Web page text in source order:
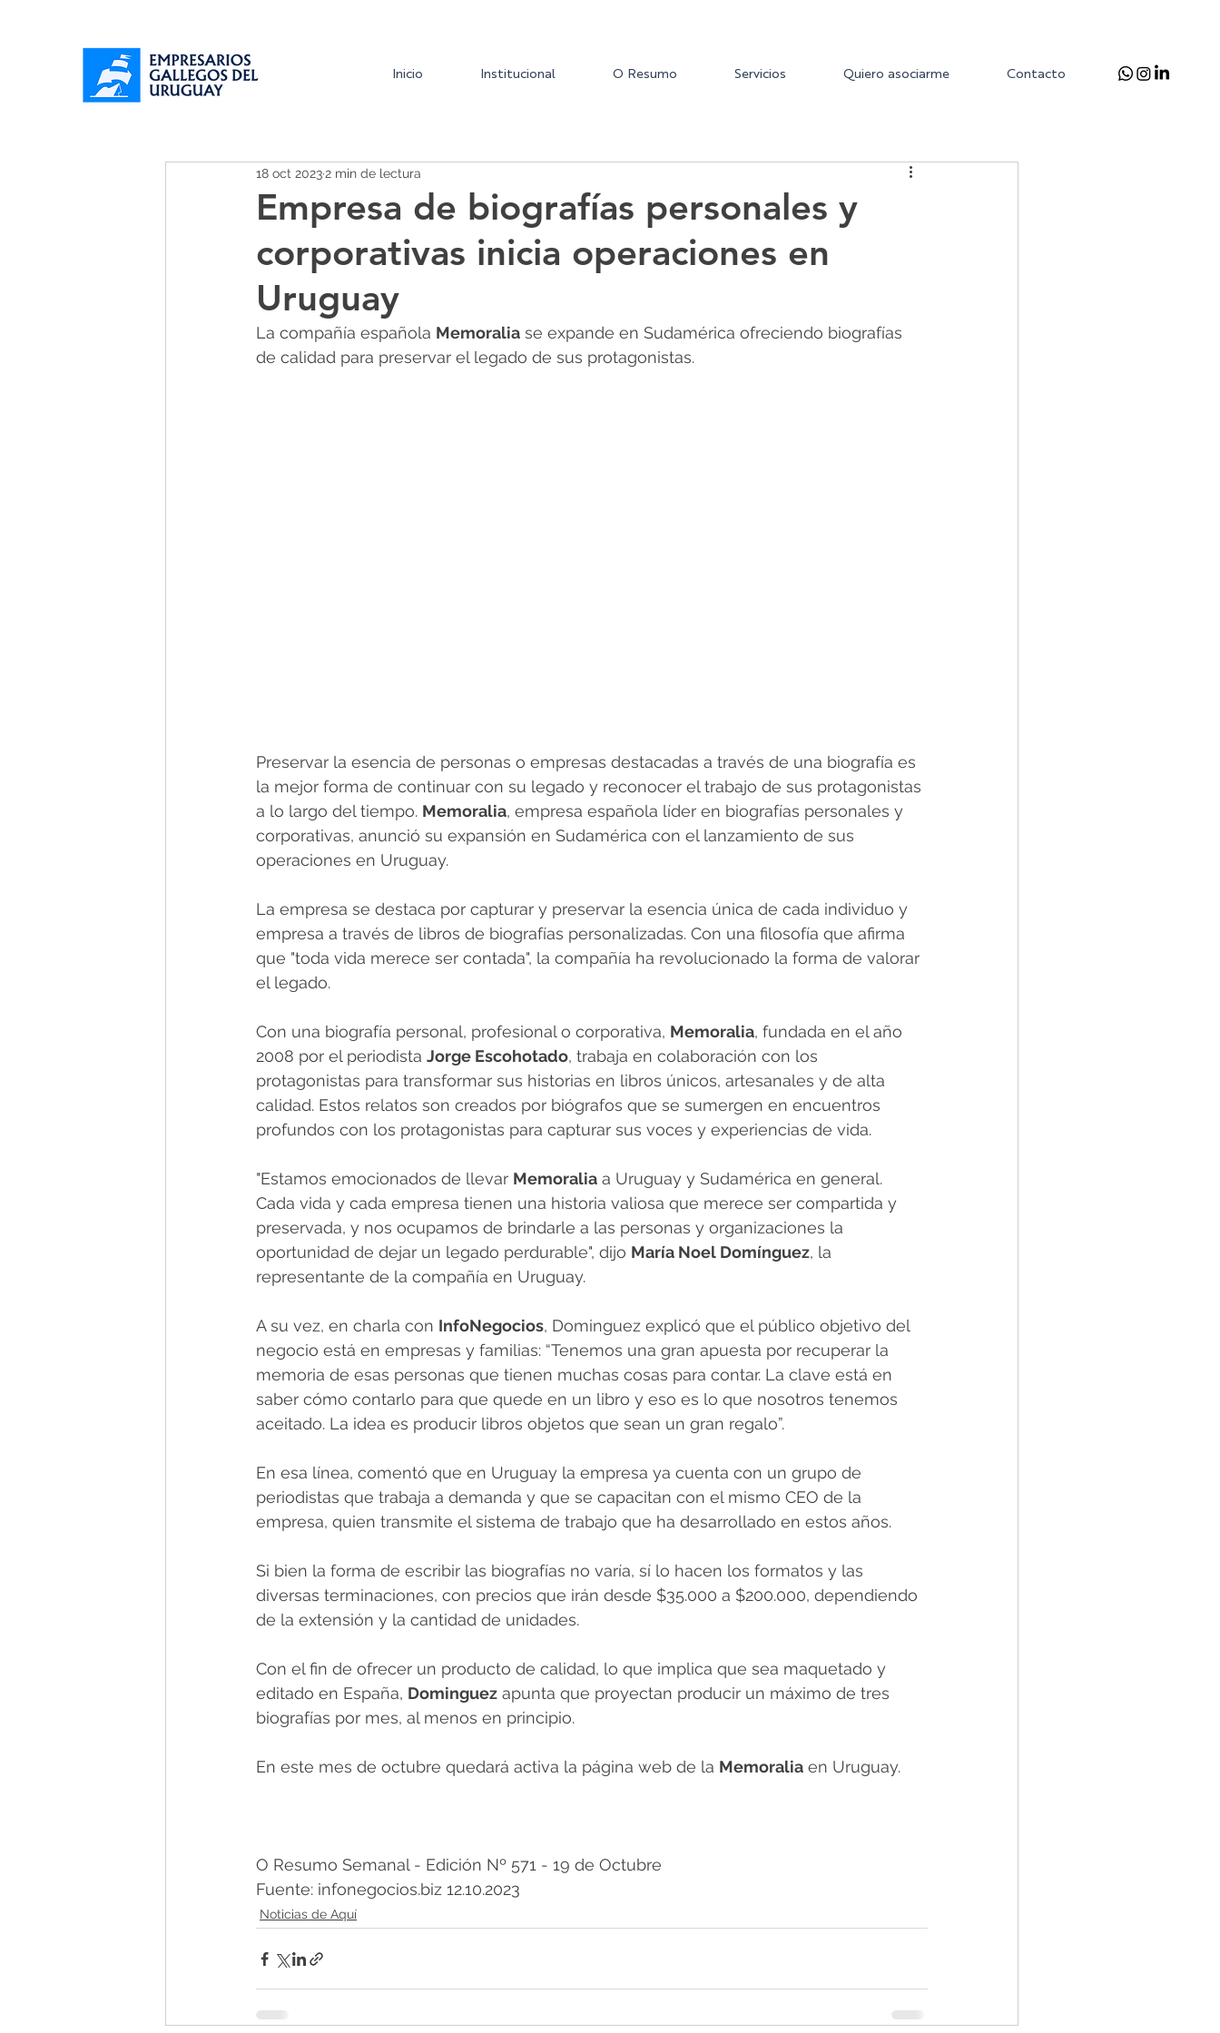
Inicio Institucional O Resumo Servicios Quiero asociarme Contacto
Empresa de biografías personales y
corporativas inicia operaciones en
Uruguay
18 oct 2023 2 min de lectura
La compañía española Memoralia se expande en Sudamérica ofreciendo biografías
de calidad para preservar el legado de sus protagonistas.
Preservar la esencia de personas o empresas destacadas a través de una biografía es
la mejor forma de continuar con su legado y reconocer el trabajo de sus protagonistas
a lo largo del tiempo. Memoralia, empresa española líder en biografías personales y
corporativas, anunció su expansión en Sudamérica con el lanzamiento de sus
operaciones en Uruguay.
La empresa se destaca por capturar y preservar la esencia única de cada individuo y
empresa a través de libros de biografías personalizadas. Con una filosofía que afirma
que "toda vida merece ser contada", la compañía ha revolucionado la forma de valorar
el legado.
Con una biografía personal, profesional o corporativa, Memoralia, fundada en el año
2008 por el periodista Jorge Escohotado, trabaja en colaboración con los
protagonistas para transformar sus historias en libros únicos, artesanales y de alta
calidad. Estos relatos son creados por biógrafos que se sumergen en encuentros
profundos con los protagonistas para capturar sus voces y experiencias de vida.
"Estamos emocionados de llevar Memoralia a Uruguay y Sudamérica en general.
Cada vida y cada empresa tienen una historia valiosa que merece ser compartida y
preservada, y nos ocupamos de brindarle a las personas y organizaciones la
oportunidad de dejar un legado perdurable", dijo María Noel Domínguez, la
representante de la compañía en Uruguay.
A su vez, en charla con InfoNegocios, Dominguez explicó que el público objetivo del
negocio está en empresas y familias: “Tenemos una gran apuesta por recuperar la
memoria de esas personas que tienen muchas cosas para contar. La clave está en
saber cómo contarlo para que quede en un libro y eso es lo que nosotros tenemos
aceitado. La idea es producir libros objetos que sean un gran regalo”.
En esa línea, comentó que en Uruguay la empresa ya cuenta con un grupo de
periodistas que trabaja a demanda y que se capacitan con el mismo CEO de la
empresa, quien transmite el sistema de trabajo que ha desarrollado en estos años.
Si bien la forma de escribir las biografías no varía, sí lo hacen los formatos y las
diversas terminaciones, con precios que irán desde $35.000 a $200.000, dependiendo
de la extensión y la cantidad de unidades.
Con el fin de ofrecer un producto de calidad, lo que implica que sea maquetado y
editado en España, Dominguez apunta que proyectan producir un máximo de tres
biografías por mes, al menos en principio.
En este mes de octubre quedará activa la página web de la Memoralia en Uruguay.
O Resumo Semanal - Edición Nº 571 - 19 de Octubre
Fuente: infonegocios.biz 12.10.2023
Noticias de Aquí